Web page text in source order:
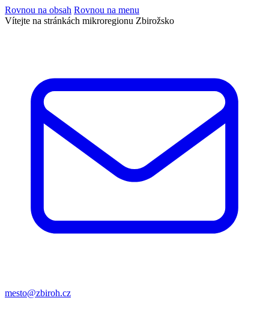
Rovnou na obsah Rovnou na menu
Vítejte na stránkách mikroregionu Zbirožsko
mesto@zbiroh.cz